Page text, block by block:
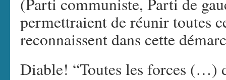
permettraient de réunir toutes
reconnaissent dans cette
Diable! “Toutes les forces (…)